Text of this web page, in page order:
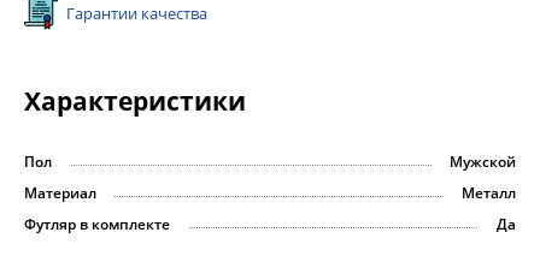
Гарантии качества
Характеристики
Пол
Мужской
Материал
Металл
Футляр в комплекте
Да